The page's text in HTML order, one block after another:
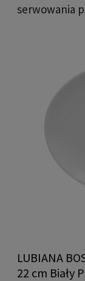
serwowania
LUBIANA
22 cm Biały